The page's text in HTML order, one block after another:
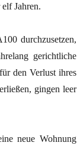
Jahren.
durchzusetzen,
gerichtliche
den Verlust ihres
gingen leer
neue Wohnung